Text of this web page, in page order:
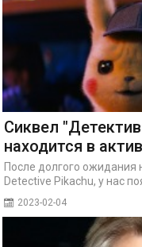
Сиквел
находится в
После долгого ожидания
Detective Pikachu, у нас
2023-02-04